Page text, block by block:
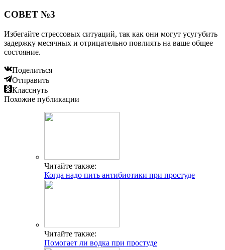
СОВЕТ №3
Избегайте стрессовых ситуаций, так как они могут усугубить
задержку месячных и отрицательно повлиять на ваше общее
состояние.
Поделиться
Отправить
Класснуть
Похожие публикации
Читайте также:
Когда надо пить антибиотики при простуде
Читайте также:
Помогает ли водка при простуде